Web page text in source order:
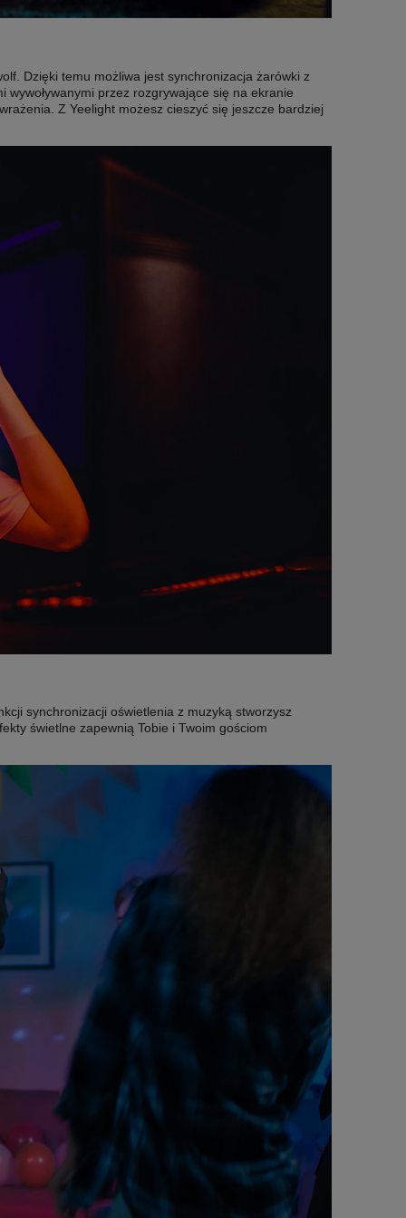
Dzięki temu możliwa jest synchronizacja żarówki z
przez rozgrywające się na ekranie
Z Yeelight możesz cieszyć się jeszcze bardziej
synchronizacji oświetlenia z muzyką stworzysz
świetlne zapewnią Tobie i Twoim gościom